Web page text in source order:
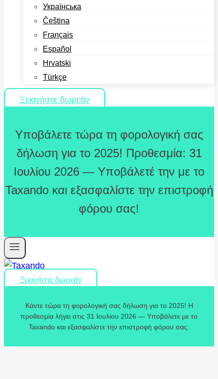
Українська
Čeština
Français
Español
Hrvatski
Türkçe
Ξεκινήστε δωρεάν
Υποβάλετε τώρα τη φορολογική σας
δήλωση για το 2025! Προθεσμία: 31
Ιουλίου 2026 — Υποβάλετέ την με το
Taxando και εξασφαλίστε την επιστροφή
φόρου σας!
Ξεκινήστε δωρεάν
Κάντε τώρα τη φορολογική σας δήλωση για το 2025! Η
προθεσμία λήγει στις 31 Ιουλίου 2026 — Υποβάλετε με το
Taxando και εξασφαλίστε την επιστροφή φόρου σας.